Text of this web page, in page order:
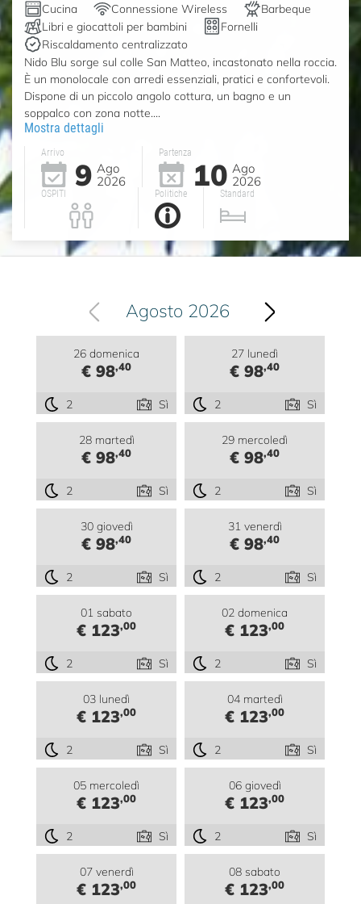
Cucina
Connessione Wireless
Barbeque
Libri e giocattoli per bambini
Fornelli
Riscaldamento centralizzato
Nido Blu sorge sul colle San Matteo, incastonato nella roccia.
È un monolocale con arredi essenziali, pratici e confortevoli.
Dispone di un piccolo angolo cottura, un bagno e un
soppalco con zona notte....
Mostra dettagli
Arrivo
9 Ago
2026
Partenza
10 Ago
2026
OSPITI Politiche Standard
Agosto 2026
26 domenica
€ 98,40
2 Sì
27 lunedì
€ 98,40
2 Sì
28 martedì
€ 98,40
2 Sì
29 mercoledì
€ 98,40
2 Sì
30 giovedì
€ 98,40
2 Sì
31 venerdì
€ 98,40
2 Sì
01 sabato
€ 123,00
2 Sì
02 domenica
€ 123,00
2 Sì
03 lunedì
€ 123,00
2 Sì
04 martedì
€ 123,00
2 Sì
05 mercoledì
€ 123,00
2 Sì
06 giovedì
€ 123,00
2 Sì
07 venerdì
€ 123,00
08 sabato
€ 123,00